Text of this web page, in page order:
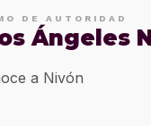
DE AUTORIDAD
Ángeles
a Nivón